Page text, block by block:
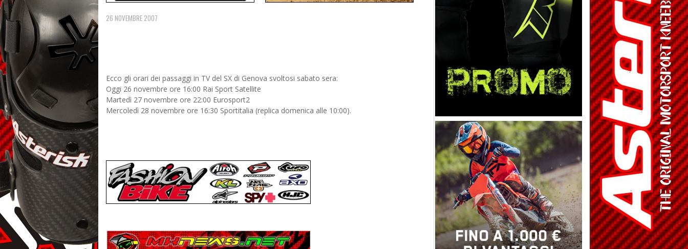
26 NOVEMBRE 2007
Ecco gli orari dei passaggi in TV del SX di Genova svoltosi sabato sera:
Oggi 26 novembre ore 16:00 Rai Sport Satellite
Martedì 27 novembre ore 22:00 Eurosport2
Mercoledì 28 novembre ore 16:30 Sportitalia (replica domenica alle 10:00).